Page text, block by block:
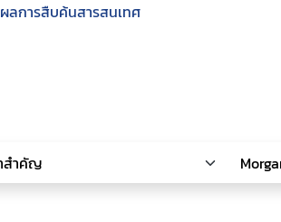
ผลการสืบค้นสารสนเทศ